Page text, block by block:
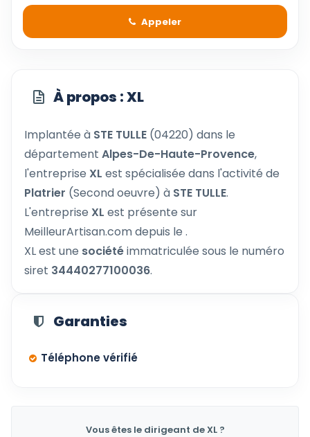
Appeler
À propos : XL
Implantée à STE TULLE (04220) dans le
département Alpes-De-Haute-Provence,
l'entreprise XL est spécialisée dans l'activité de
Platrier (Second oeuvre) à STE TULLE.
L'entreprise XL est présente sur
MeilleurArtisan.com depuis le .
XL est une sociétéimmatriculée sous le numéro
siret 34440277100036.
Garanties
Téléphone vérifié
Vous êtes le dirigeant de XL ?